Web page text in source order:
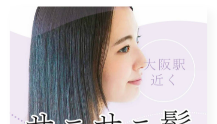
< 前のページ 一覧に戻る 次のページ >
関連タグ
#美容室 #梅田 #トレンド